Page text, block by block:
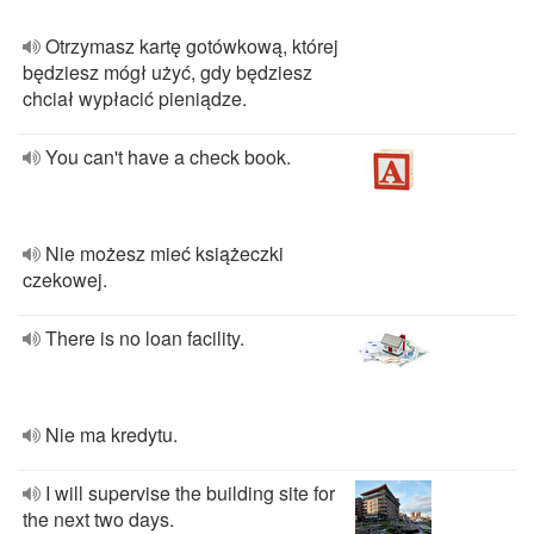
Otrzymasz kartę gotówkową, której
będziesz mógł użyć, gdy będziesz
chciał wypłacić pieniądze.
You can't have a check book.
Nie możesz mieć książeczki
czekowej.
There is no loan facility.
Nie ma kredytu.
I will supervise the building site for
the next two days.